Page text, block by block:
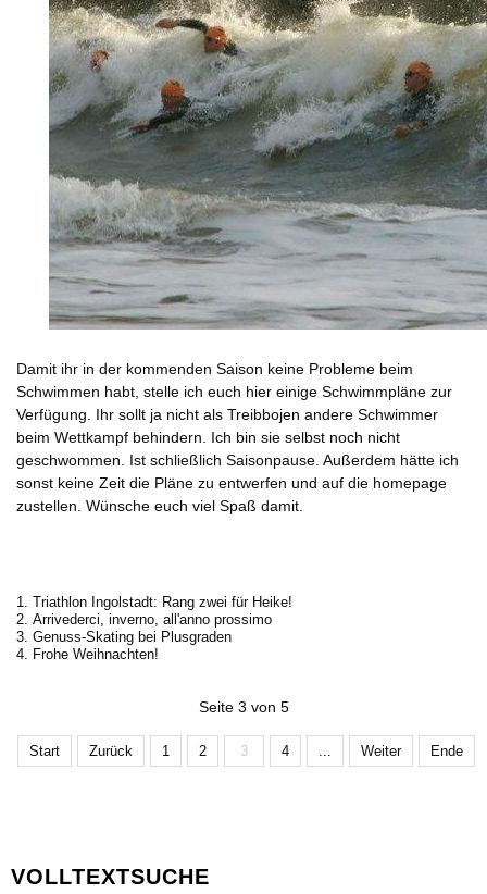
Damit ihr in der kommenden Saison keine Probleme beim
Schwimmen habt, stelle ich euch hier einige Schwimmpläne zur
Verfügung. Ihr sollt ja nicht als Treibbojen andere Schwimmer
beim Wettkampf behindern. Ich bin sie selbst noch nicht
geschwommen. Ist schließlich Saisonpause. Außerdem hätte ich
sonst keine Zeit die Pläne zu entwerfen und auf die homepage
zustellen. Wünsche euch viel Spaß damit.
Triathlon Ingolstadt: Rang zwei für Heike!
Arrivederci, inverno, all'anno prossimo
Genuss-Skating bei Plusgraden
Frohe Weihnachten!
Seite 3 von 5
Start Zurück 1 2 3 4 Weiter Ende
VOLLTEXTSUCHE